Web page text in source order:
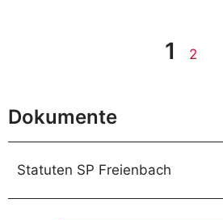
1 2
Dokumente
Statuten SP Freienbach